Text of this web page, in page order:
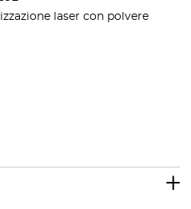
laser con polvere